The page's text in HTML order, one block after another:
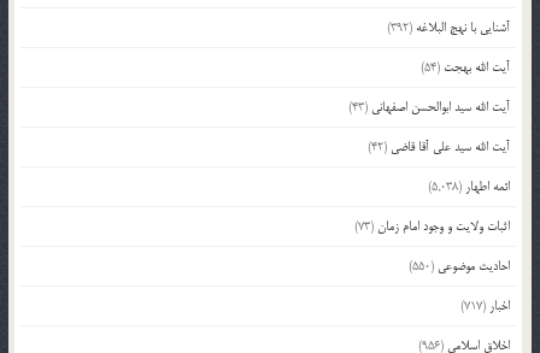
آشنایی با نهج البلاغه (392)
آیت الله بهجت (54)
آیت الله سید ابوالحسن اصفهانی (43)
آیت الله سید علی آقا قاضی (42)
ائمه اطهار (5,038)
اثبات ولایت و وجود امام زمان(73)
احادیث موضوعی (550)
اخبار (717)
اخلاق اسلامی (956)